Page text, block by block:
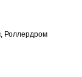
Роллердром